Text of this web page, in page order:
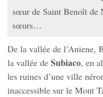
sœur de Saint Benoît de
sœurs…
De la vallée de l’Aniene,
la vallée de Subiaco, en
les ruines d’une ville
inaccessible sur le Mont